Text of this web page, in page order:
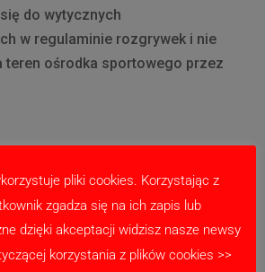
do wytycznych
w regulaminie rozgrywek i nie
teren ośrodka sportowego przez
nie zostanie opublikowany.
są oznaczone*
pliki cookies. Korzystając z
zgadza się na ich zapis lub
dzięki akceptacji widzisz nasze newsy
korzystania z plików cookies >>